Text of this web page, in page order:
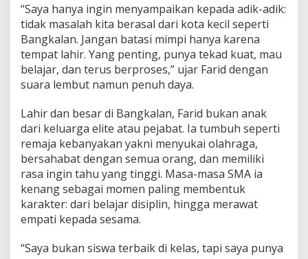
“Saya hanya ingin menyampaikan kepada adik-adik:
tidak masalah kita berasal dari kota kecil seperti
Bangkalan. Jangan batasi mimpi hanya karena
tempat lahir. Yang penting, punya tekad kuat, mau
belajar, dan terus berproses,” ujar Farid dengan
suara lembut namun penuh daya.
Lahir dan besar di Bangkalan, Farid bukan anak
dari keluarga elite atau pejabat. Ia tumbuh seperti
remaja kebanyakan yakni menyukai olahraga,
bersahabat dengan semua orang, dan memiliki
rasa ingin tahu yang tinggi. Masa-masa SMA ia
kenang sebagai momen paling membentuk
karakter: dari belajar disiplin, hingga merawat
empati kepada sesama.
“Saya bukan siswa terbaik di kelas, tapi saya punya